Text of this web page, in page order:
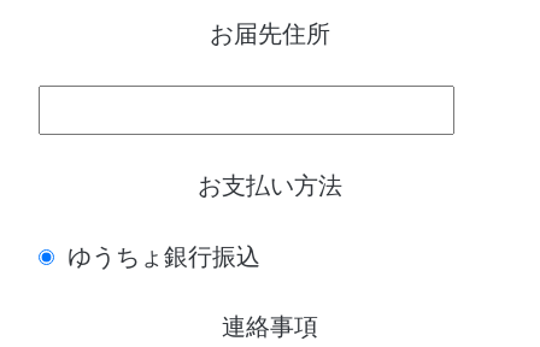
お届先住所
お支払い方法
ゆうちょ銀行振込
連絡事項